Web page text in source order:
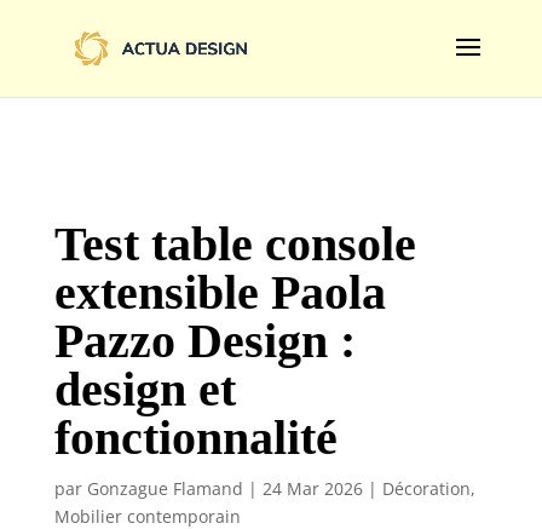
family=Limelight&display=swap');
Test table console
extensible Paola
Pazzo Design :
design et
fonctionnalité
par Gonzague Flamand | 24 Mar 2026| Décoration,
Mobilier contemporain